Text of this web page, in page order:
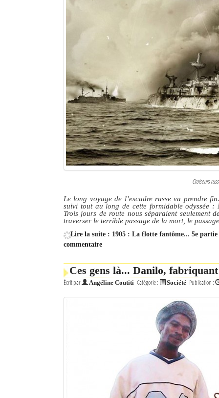
Les Petites Annonces
La Tribune de Diego en PDF
Identifiant oublié ?
Mot de passe oublié ?
Croiseurs
Le long voyage de l’escadre russe va prendre
suivi tout au long de cette formidable odyssée
Trois jours de route nous séparaient
traverser le terrible passage de la mort, le
Lire la suite : 1905 : La flotte fantôme... 5e
commentaire
Ces gens là... Danilo,
Écrit par Angéline Coutiti Catégorie : Société Publication :